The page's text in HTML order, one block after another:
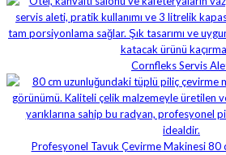
Cornfleks Servis
Profesyonel Tavuk Çevirme Makinesi 80